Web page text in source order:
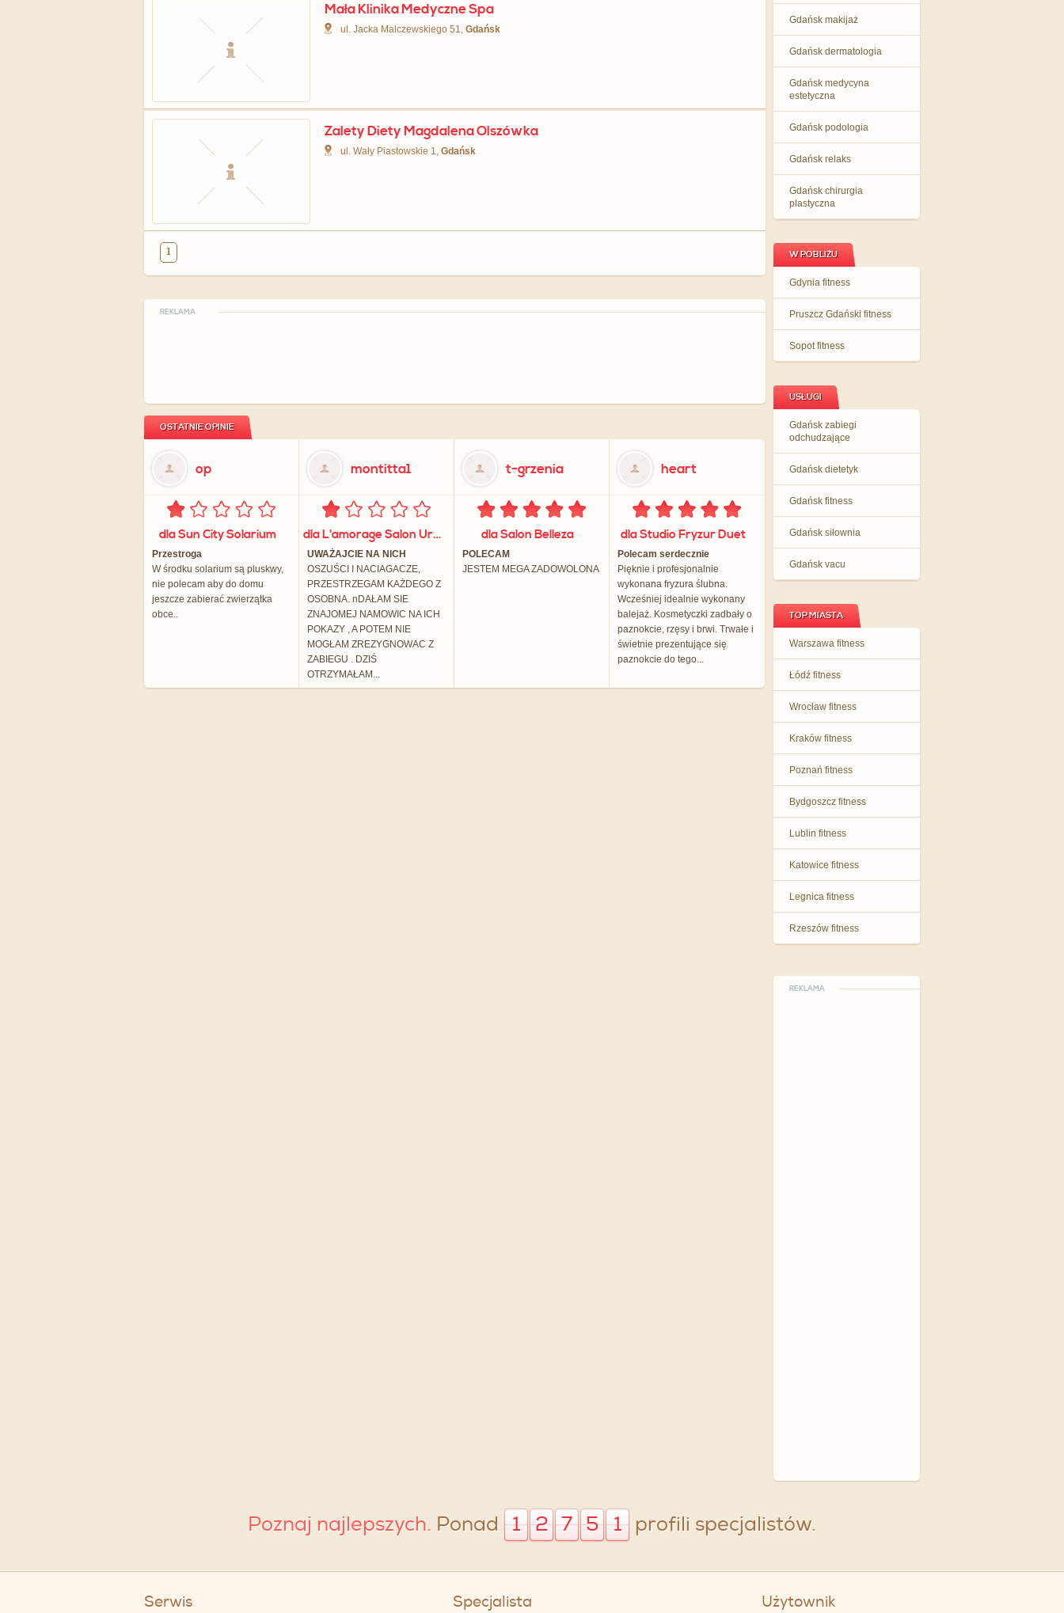
Mała Klinika Medyczne Spa
ul. Jacka Malczewskiego 51, Gdańsk
Zalety Diety Magdalena Olszówka
ul. Wały Piastowskie 1, Gdańsk
1
Gdańsk makijaż
Gdańsk dermatologia
Gdańsk medycyna
estetyczna
Gdańsk podologia
Gdańsk relaks
Gdańsk chirurgia
plastyczna
W POBLIŻU
Gdynia fitness
Pruszcz Gdański fitness
Sopot fitness
USŁUGI
Gdańsk zabiegi
odchudzające
Gdańsk dietetyk
Gdańsk fitness
Gdańsk siłownia
Gdańsk vacu
TOP MIASTA
Warszawa fitness
Łódź fitness
Wrocław fitness
Kraków fitness
Poznań fitness
Bydgoszcz fitness
Lublin fitness
Katowice fitness
Legnica fitness
Rzeszów fitness
REKLAMA
REKLAMA
OSTATNIE OPINIE
op
dla Sun City Solarium
Przestroga
W środku solarium są pluskwy,
nie polecam aby do domu
jeszcze zabierać zwierzątka
obce..
montitta1
dla L'amorage Salon Urody
UWAŻAJCIE NA NICH
OSZUŚCI I NACIAGACZE,
PRZESTRZEGAM KAŻDEGO Z
OSOBNA. nDAŁAM SIE
ZNAJOMEJ NAMOWIC NA ICH
POKAZY , A POTEM NIE
MOGŁAM ZREZYGNOWAC Z
ZABIEGU . DZIŚ
OTRZYMAŁAM...
t-grzenia
dla Salon Belleza
POLECAM
JESTEM MEGA ZADOWOLONA
heart
dla Studio Fryzur Duet
Polecam serdecznie
Pięknie i profesjonalnie
wykonana fryzura ślubna.
Wcześniej idealnie wykonany
balejaż. Kosmetyczki zadbały o
paznokcie, rzęsy i brwi. Trwałe i
świetnie prezentujące się
paznokcie do tego...
Poznaj najlepszych. Ponad 1 2 7 5 1 profili specjalistów.
Serwis Specjalista Użytownik